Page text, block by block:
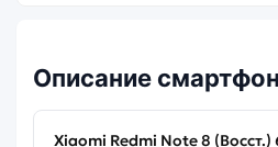
Описание
Xiaomi Redmi Note 8